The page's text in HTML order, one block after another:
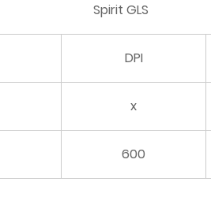
Spirit GLS
DPI
x
600